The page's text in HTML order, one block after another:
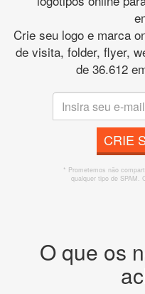
Crie seu logo e marca
de visita, folder, flyer,
de 36.612
CRIE
* Prometemos não
qualquer tipo de SPAM.
O que os